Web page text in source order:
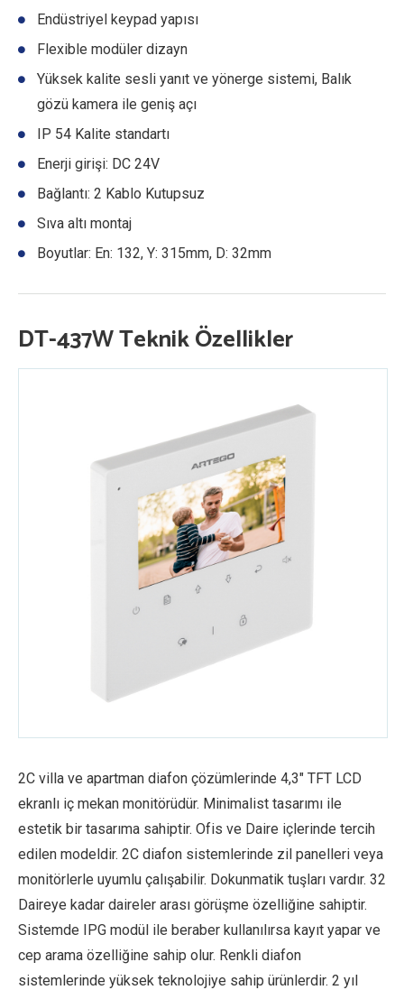
Endüstriyel keypad yapısı
Flexible modüler dizayn
Yüksek kalite sesli yanıt ve yönerge sistemi, Balık
gözü kamera ile geniş açı
IP 54 Kalite standartı
Enerji girişi: DC 24V
Bağlantı: 2 Kablo Kutupsuz
Sıva altı montaj
Boyutlar: En: 132, Y: 315mm, D: 32mm
DT-437W Teknik Özellikler
2C villa ve apartman diafon çözümlerinde 4,3″ TFT LCD
ekranlı iç mekan monitörüdür. Minimalist tasarımı ile
estetik bir tasarıma sahiptir. Ofis ve Daire içlerinde tercih
edilen modeldir. 2C diafon sistemlerinde zil panelleri veya
monitörlerle uyumlu çalışabilir. Dokunmatik tuşları vardır. 32
Daireye kadar daireler arası görüşme özelliğine sahiptir.
Sistemde IPG modül ile beraber kullanılırsa kayıt yapar ve
cep arama özelliğine sahip olur. Renkli diafon
sistemlerinde yüksek teknolojiye sahip ürünlerdir. 2 yıl